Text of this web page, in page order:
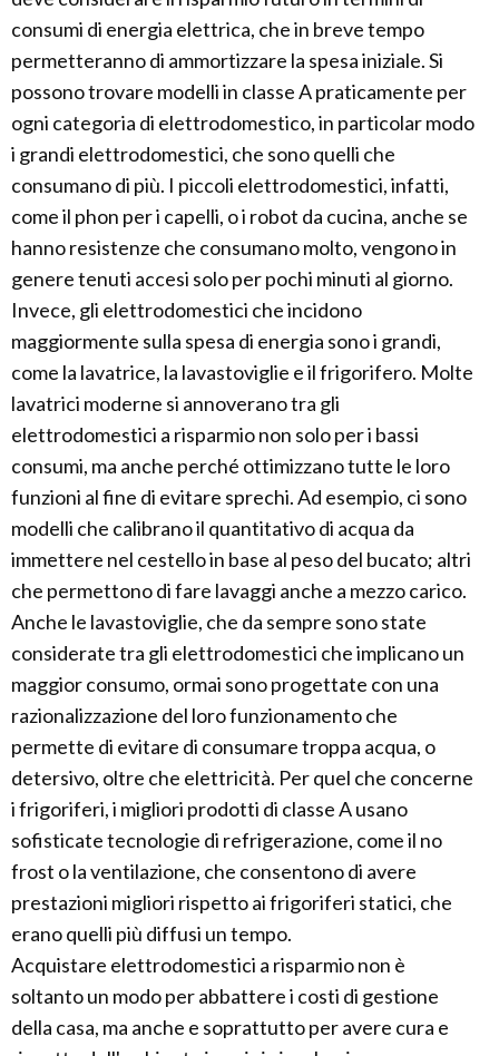
consumi di energia elettrica, che in breve tempo
permetteranno di ammortizzare la spesa iniziale. Si
possono trovare modelli in classe A praticamente per
ogni categoria di elettrodomestico, in particolar modo
i grandi elettrodomestici, che sono quelli che
consumano di più. I piccoli elettrodomestici, infatti,
come il phon per i capelli, o i robot da cucina, anche se
hanno resistenze che consumano molto, vengono in
genere tenuti accesi solo per pochi minuti al giorno.
Invece, gli elettrodomestici che incidono
maggiormente sulla spesa di energia sono i grandi,
come la lavatrice, la lavastoviglie e il frigorifero. Molte
lavatrici moderne si annoverano tra gli
elettrodomestici a risparmio non solo per i bassi
consumi, ma anche perché ottimizzano tutte le loro
funzioni al fine di evitare sprechi. Ad esempio, ci sono
modelli che calibrano il quantitativo di acqua da
immettere nel cestello in base al peso del bucato; altri
che permettono di fare lavaggi anche a mezzo carico.
Anche le lavastoviglie, che da sempre sono state
considerate tra gli elettrodomestici che implicano un
maggior consumo, ormai sono progettate con una
razionalizzazione del loro funzionamento che
permette di evitare di consumare troppa acqua, o
detersivo, oltre che elettricità. Per quel che concerne
i frigoriferi, i migliori prodotti di classe A usano
sofisticate tecnologie di refrigerazione, come il no
frost o la ventilazione, che consentono di avere
prestazioni migliori rispetto ai frigoriferi statici, che
erano quelli più diffusi un tempo.
Acquistare elettrodomestici a risparmio non è
soltanto un modo per abbattere i costi di gestione
della casa, ma anche e soprattutto per avere cura e